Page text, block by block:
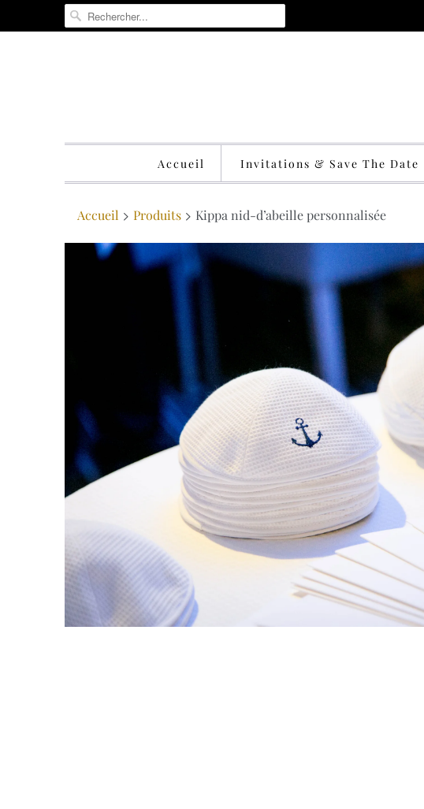
Accueil Invitations & Save The Date
Accueil Produits Kippa nid-d’abeille personnalisée